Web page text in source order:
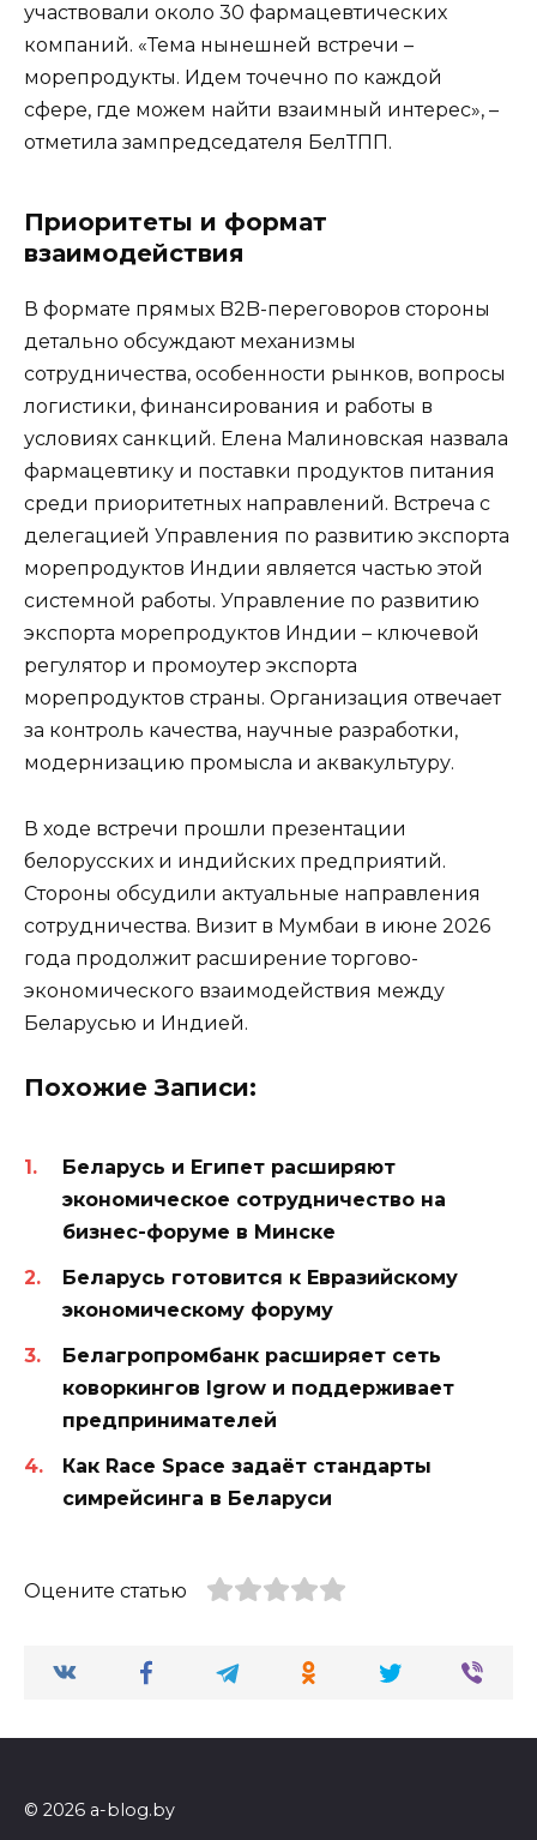
участвовали около 30 фармацевтических
компаний. «Тема нынешней встречи –
морепродукты. Идем точечно по каждой
сфере, где можем найти взаимный интерес», –
отметила зампредседателя БелТПП.
Приоритеты и формат
взаимодействия
В формате прямых B2B-переговоров стороны
детально обсуждают механизмы
сотрудничества, особенности рынков, вопросы
логистики, финансирования и работы в
условиях санкций. Елена Малиновская назвала
фармацевтику и поставки продуктов питания
среди приоритетных направлений. Встреча с
делегацией Управления по развитию экспорта
морепродуктов Индии является частью этой
системной работы. Управление по развитию
экспорта морепродуктов Индии – ключевой
регулятор и промоутер экспорта
морепродуктов страны. Организация отвечает
за контроль качества, научные разработки,
модернизацию промысла и аквакультуру.
В ходе встречи прошли презентации
белорусских и индийских предприятий.
Стороны обсудили актуальные направления
сотрудничества. Визит в Мумбаи в июне 2026
года продолжит расширение торгово-
экономического взаимодействия между
Беларусью и Индией.
Похожие Записи:
Беларусь и Египет расширяют
экономическое сотрудничество на
бизнес-форуме в Минске
Беларусь готовится к Евразийскому
экономическому форуму
Белагропромбанк расширяет сеть
коворкингов Igrow и поддерживает
предпринимателей
Как Race Space задаёт стандарты
симрейсинга в Беларуси
Оцените статью
© 2026 a-blog.by